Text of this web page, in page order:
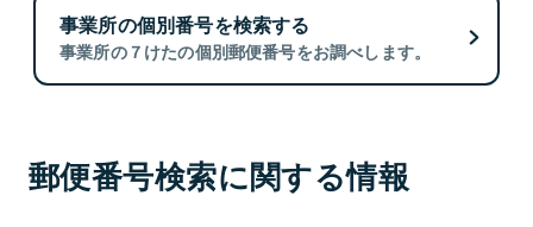
事業所の個別番号を検索する
事業所の７けたの個別郵便番号をお調べします。
郵便番号検索に関する情報